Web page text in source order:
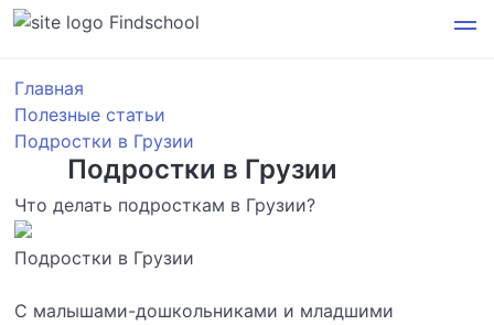
Findschool
Главная
Полезные статьи
Подростки в Грузии
Подростки в Грузии
Что делать подросткам в Грузии?
Подростки в Грузии
С малышами-дошкольниками и младшими